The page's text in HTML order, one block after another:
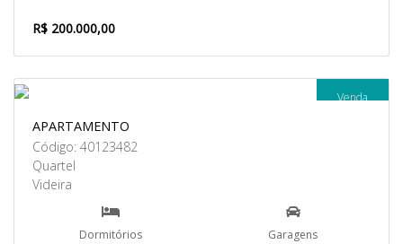
R$ 200.000,00
Venda
APARTAMENTO
Código: 40123482
Quartel
Videira
Dormitórios Garagens